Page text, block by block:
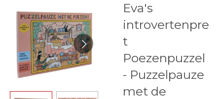
Eva's
introvertenpre
t
Poezenpuzzel
- Puzzelpauze
met de